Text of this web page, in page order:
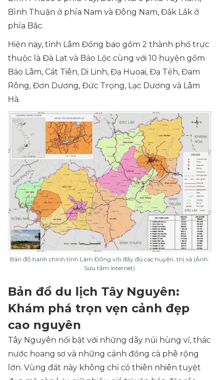
Bình Thuận ở phía Nam và Đông Nam, Đắk Lắk ở
phía Bắc.
Hiện nay, tỉnh Lâm Đồng bao gồm 2 thành phố trực
thuộc là Đà Lạt và Bảo Lộc cùng với 10 huyện gồm
Bảo Lâm, Cát Tiên, Di Linh, Đạ Huoai, Đạ Tẻh, Đam
Rông, Đơn Dương, Đức Trọng, Lạc Dương và Lâm
Hà.
Bản đồ hành chính tỉnh Lâm Đồng với đầy đủ các huyện, thị xã (Ảnh:
Sưu tầm Internet)
Bản đồ du lịch Tây Nguyên:
Khám phá trọn vẹn cảnh đẹp
cao nguyên
Tây Nguyên nổi bật với những dãy núi hùng vĩ, thác
nước hoang sơ và những cánh đồng cà phê rộng
lớn. Vùng đất này không chỉ có thiên nhiên tuyệt